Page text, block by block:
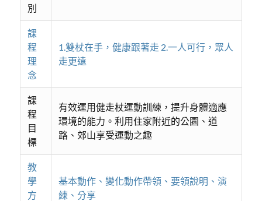
別
課
程
理
念
1.雙杖在手，健康跟著走 2.一人可行，眾人
走更遠
課
程
目
標
有效運用健走杖運動訓練，提升身體適應
環境的能力。利用住家附近的公園、道
路、郊山享受運動之趣
教
學
方
基本動作、變化動作帶領、要領說明、演
練、分享